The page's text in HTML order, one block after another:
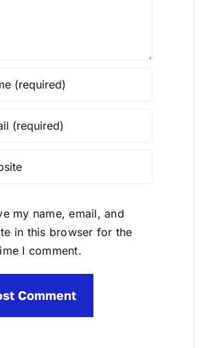
my name, email, and
in this browser for the
I comment.